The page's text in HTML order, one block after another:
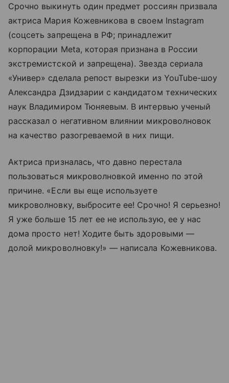
Срочно выкинуть один предмет россиян призвала
актриса Мария Кожевникова в своем Instagram
(соцсеть запрещена в РФ; принадлежит
корпорации Meta, которая признана в России
экстремистской и запрещена). Звезда сериала
«Универ» сделала репост вырезки из YouTube-шоу
Александра Дзидзарии с кандидатом технических
наук Владимиром Тюняевым. В интервью ученый
рассказал о негативном влиянии микроволновок
на качество разогреваемой в них пищи.
Актриса призналась, что давно перестала
пользоваться микроволновкой именно по этой
причине. «Если вы еще используете
микроволновку, выбросите ее! Срочно! Я серьезно!
Я уже больше 15 лет ее не использую, ее у нас
дома просто нет! Ходите быть здоровыми —
долой микроволновку!» — написала Кожевникова.